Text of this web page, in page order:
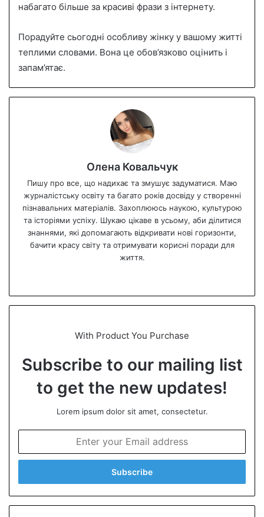
набагато більше за красиві фрази з інтернету.
Порадуйте сьогодні особливу жінку у вашому житті
теплими словами. Вона це обов’язково оцінить і
запам’ятає.
Олена Ковальчук
Пишу про все, що надихає та змушує задуматися. Маю
журналістську освіту та багато років досвіду у створенні
пізнавальних матеріалів. Захоплююсь наукою, культурою
та історіями успіху. Шукаю цікаве в усьому, аби ділитися
знаннями, які допомагають відкривати нові горизонти,
бачити красу світу та отримувати корисні поради для
життя.
te
With Product You Purchase
Subscribe to our mailing list
to get the new updates!
Lorem ipsum dolor sit amet, consectetur.
t
r
y